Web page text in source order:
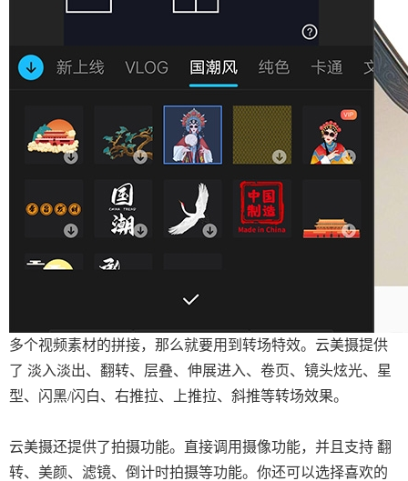
多个视频素材的拼接，那么就要用到转场特效。云美摄提供
了 淡入淡出、翻转、层叠、伸展进入、卷页、镜头炫光、星
型、闪黑/闪白、右推拉、上推拉、斜推等转场效果。
云美摄还提供了拍摄功能。直接调用摄像功能，并且支持 翻
转、美颜、滤镜、倒计时拍摄等功能。你还可以选择喜欢的